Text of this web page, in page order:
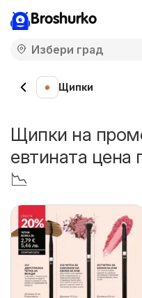
Broshurko
Щипки
Щипки на
евтината цена
📉